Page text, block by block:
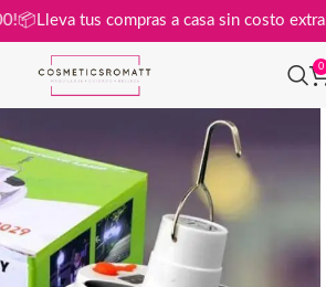
📦Lleva tus compras a casa sin costo
0